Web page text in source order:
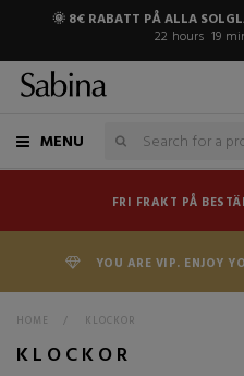
🌞 8€ RABATT PÅ ALLA
22 hours 19
MENU
FRI FRAKT PÅ
YOU ARE VIP. ENJOY
HOME > KLOCKOR
KLOCKOR